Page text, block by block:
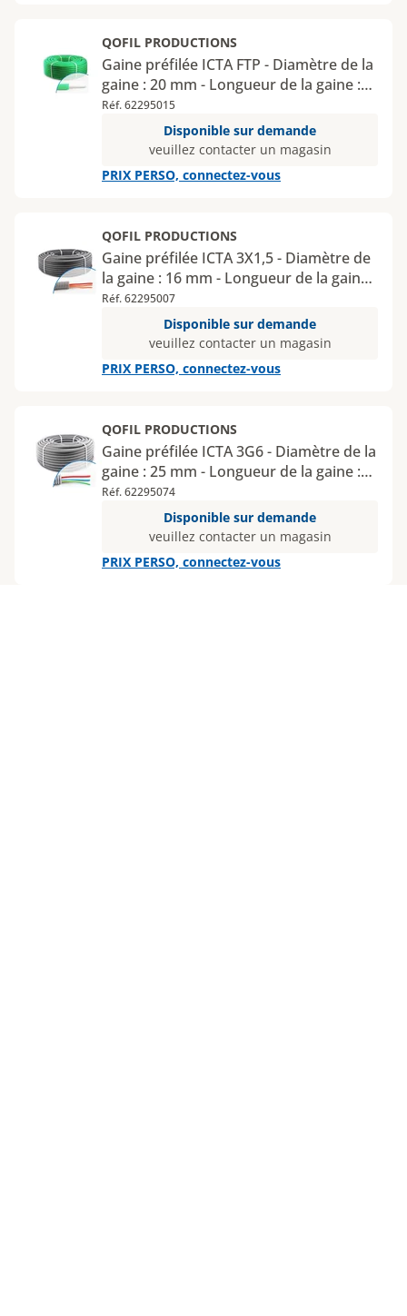
QOFIL PRODUCTIONS
Gaine préfilée ICTA FTP - Diamètre de la
gaine : 20 mm - Longueur de la gaine :
100 m
Réf. 62295015
Disponible sur demande
veuillez contacter un magasin
PRIX PERSO, connectez-vous
QOFIL PRODUCTIONS
Gaine préfilée ICTA 3X1,5 - Diamètre de
la gaine : 16 mm - Longueur de la gaine :
100 m - 3 fils : orange / orange / rouge
Réf. 62295007
Disponible sur demande
veuillez contacter un magasin
PRIX PERSO, connectez-vous
QOFIL PRODUCTIONS
Gaine préfilée ICTA 3G6 - Diamètre de la
gaine : 25 mm - Longueur de la gaine :
50 m - 3 fils : rouge / bleu / vert jaune
Réf. 62295074
Disponible sur demande
veuillez contacter un magasin
PRIX PERSO, connectez-vous